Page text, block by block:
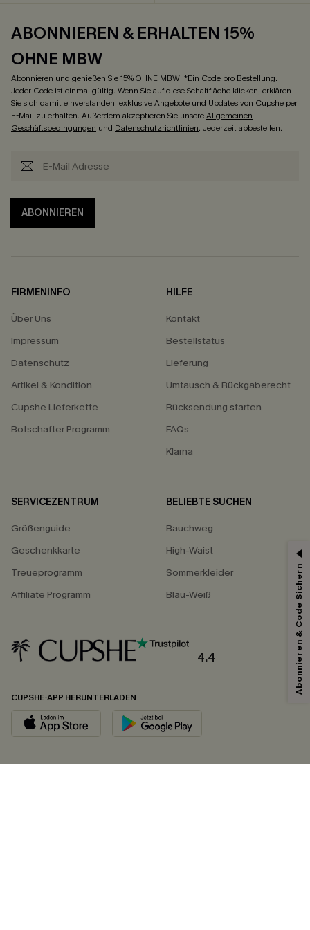
ABONNIEREN & ERHALTEN 15%
OHNE MBW
Abonnieren und genießen Sie 15% OHNE MBW! *Ein Code pro Bestellung.
Jeder Code ist einmal gültig. Wenn Sie auf diese Schaltfläche klicken, erklären
Sie sich damit einverstanden, exklusive Angebote und Updates von Cupshe per
E-Mail zu erhalten. Außerdem akzeptieren Sie unsereAllgemeinen
Geschäftsbedingungen und Datenschutzrichtlinien. Jederzeit abbestellen.
ABONNIEREN
FIRMENINFO
Über Uns
Impressum
Datenschutz
Artikel & Kondition
Cupshe Lieferkette
Botschafter Programm
HILFE
Kontakt
Bestellstatus
Lieferung
Umtausch & Rückgaberecht
Rücksendung starten
FAQs
Klarna
SERVICEZENTRUM
Größenguide
Geschenkkarte
Treueprogramm
Affiliate Programm
BELIEBTE SUCHEN
Bauchweg
High-Waist
Sommerkleider
Blau-Weiß
4.4
CUPSHE-APP HERUNTERLADEN
Abonnieren & Code Sichern